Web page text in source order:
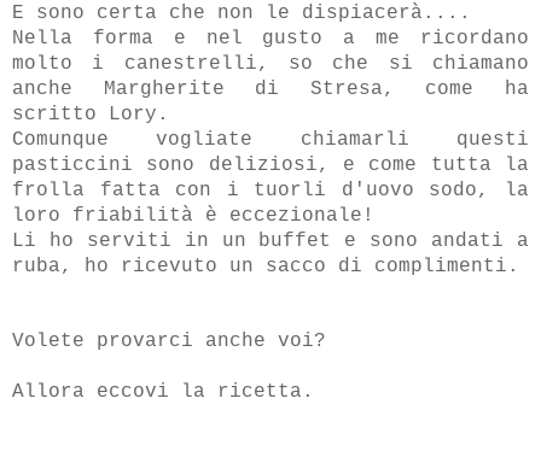
E sono certa che non le dispiacerà....
Nella forma e nel gusto a me ricordano
molto i canestrelli, so che si chiamano
anche Margherite di Stresa, come ha
scritto Lory.
Comunque vogliate chiamarli questi
pasticcini sono deliziosi, e come tutta la
frolla fatta con i tuorli d'uovo sodo, la
loro friabilità è eccezionale!
Li ho serviti in un buffet e sono andati a
ruba, ho ricevuto un sacco di complimenti.
Volete provarci anche voi?
Allora eccovi la ricetta.